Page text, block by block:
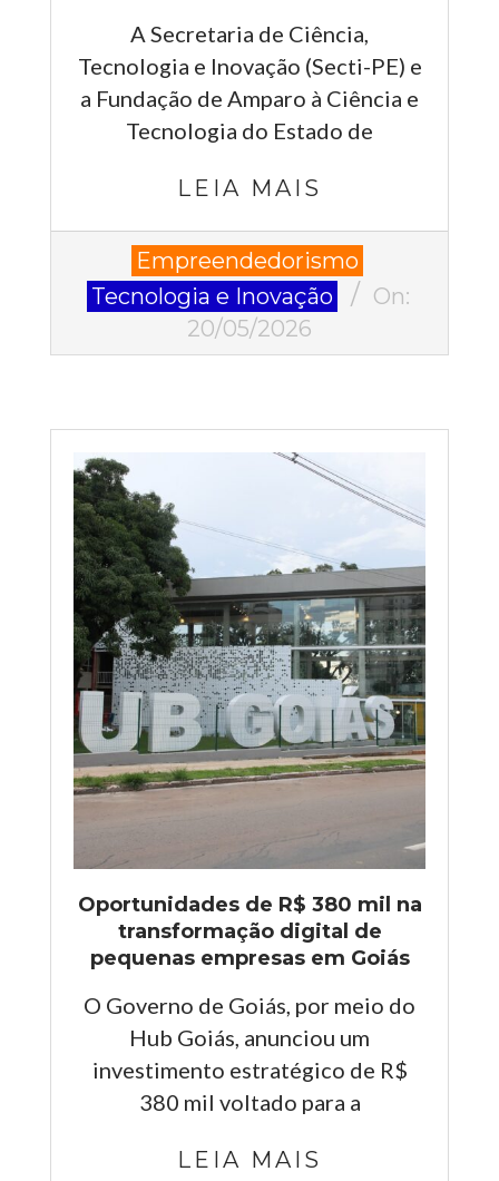
A Secretaria de Ciência,
Tecnologia e Inovação (Secti-PE) e
a Fundação de Amparo à Ciência e
Tecnologia do Estado de
LEIA MAIS
Empreendedorismo
Tecnologia e Inovação
On:
20/05/2026
Oportunidades de R$ 380 mil na
transformação digital de
pequenas empresas em Goiás
O Governo de Goiás, por meio do
Hub Goiás, anunciou um
investimento estratégico de R$
380 mil voltado para a
LEIA MAIS